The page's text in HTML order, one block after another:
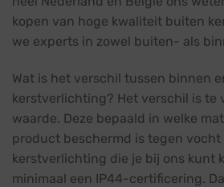
kopen van hoge kwaliteit buiten
we experts in zowel buiten- als
Wat is het verschil tussen binnen
kerstverlichting? Het verschil is te
waarde. Deze bepaald in welke
product beschermd is tegen vocht
kerstverlichting die je bij ons kunt
minimaal een IP44-certificering.